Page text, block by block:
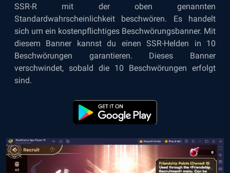
SSR-R mit der oben genannten
Standardwahrscheinlichkeit beschwören. Es handelt
sich um ein kostenpflichtiges Beschwörungsbanner. Mit
diesem Banner kannst du einen SSR-Helden in 10
Beschwörungen garantieren. Dieses Banner
verschwindet, sobald die 10 Beschwörungen erfolgt
sind.